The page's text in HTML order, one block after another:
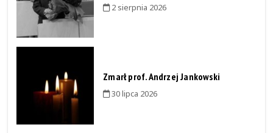
2 sierpnia 2026
Zmarł prof. Andrzej Jankowski
30 lipca 2026